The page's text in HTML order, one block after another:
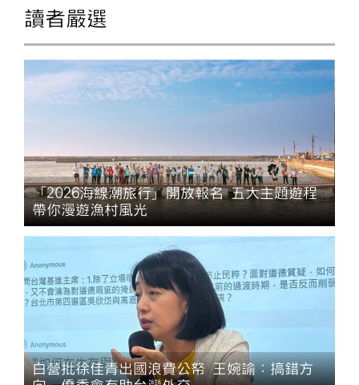
讀者嚴選
「2026海線潮旅行」開放報名 五大主題遊程
帶你漫遊漁村風光
白營批徐佳青出國浪費公帑 王婉諭：搞錯方